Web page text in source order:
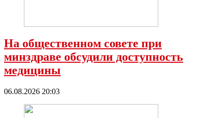
На общественном совете при
минздраве обсудили доступность
медицины
06.08.2026 20:03